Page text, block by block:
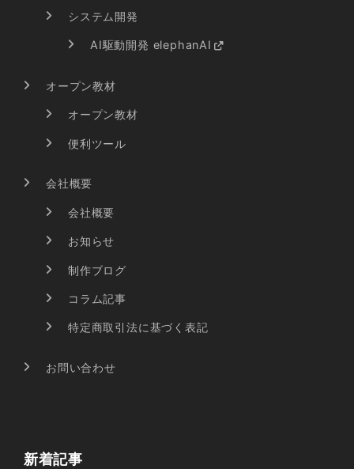
システム開発
AI駆動開発 elephanAI
オープン教材
オープン教材
便利ツール
会社概要
会社概要
お知らせ
制作ブログ
コラム記事
特定商取引法に基づく表記
お問い合わせ
新着記事